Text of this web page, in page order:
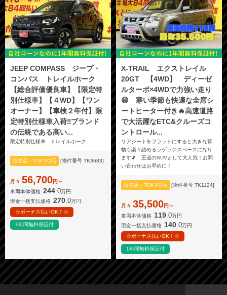
JEEP COMPASS ジープ・
コンパス トレイルホーク
【総合評価優良車】【限定特
別仕様車】【４WD】【ワン
オーナー】【車検２年付】限
定特別仕様車入荷‼️ブランド
の伝統である高い...
限定特別仕様車 トレイルホーク
販売店：TOKYO店 [物件番号 TK3683]
月々 56,700円～
車両本体価格 244.0万円
現金一括支払価格 270 .0万円
☆ボーナス払いOK！☆
1年間無料保証付
X-TRAIL エクストレイル
20GT 【4WD】 ディーゼ
ルターボ×4WDで力強い走り
😆 寒い季節も快適な全席シ
ートヒーター付き🔥高速道路
で大活躍なETC&クルーズコ
ントロール...
リアシートをフラットにすると大きな荷
物も楽々詰めるラゲッジスペースになり
ます🎵 王道のSUVとして大人気！お問
い合わせはお早めに！
販売店：TOKYO店 [物件番号 TK1124]
月々 35,500円～
車両本体価格 119.0万円
現金一括支払価格 140 .0万円
☆ボーナス払いOK！☆
1年間無料保証付